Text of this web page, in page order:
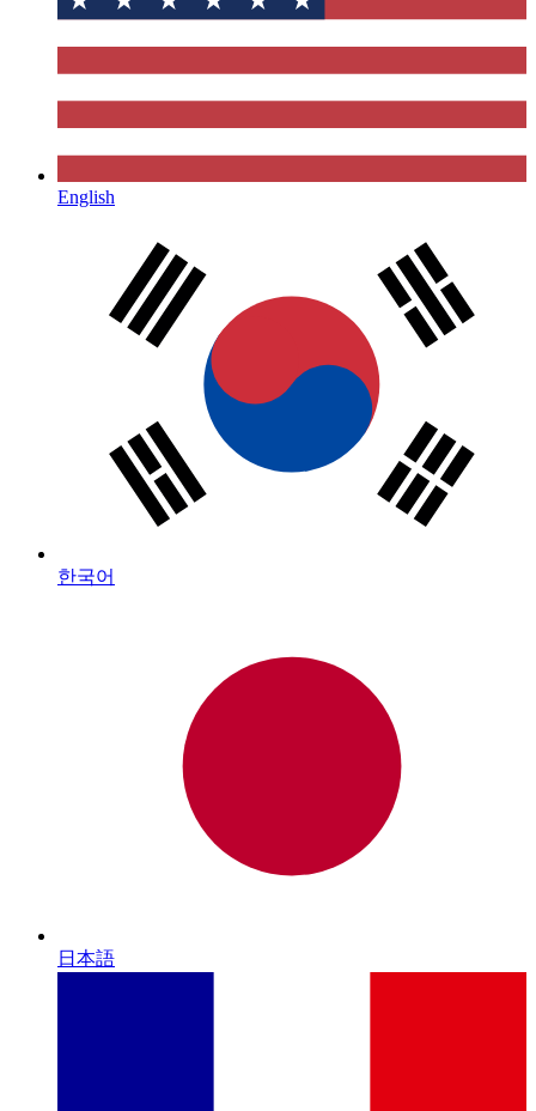
English
한국어
日本語